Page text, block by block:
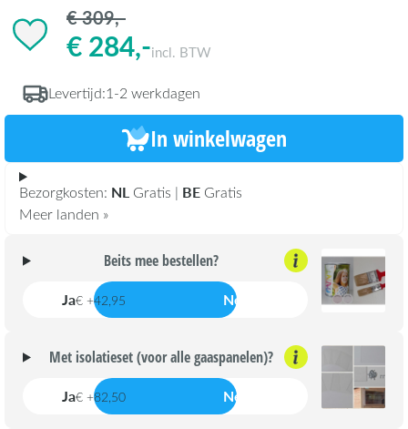
€ 309,-
€ 284,-incl. BTW
Levertijd:1-2 werkdagen
In winkelwagen
Bezorgkosten: NL Gratis | BE Gratis
Meer landen »
Beits mee bestellen?
Ja€ +42,95 Nee
Met isolatieset (voor alle gaaspanelen)?
Ja€ +82,50 Nee